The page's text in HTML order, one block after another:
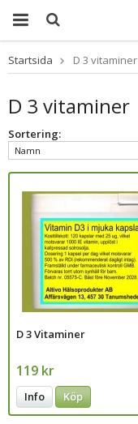
Startsida D 3 vitaminer
D 3 vitaminer
Sortering:
D 3 Vitaminer
119 kr
Info Köp